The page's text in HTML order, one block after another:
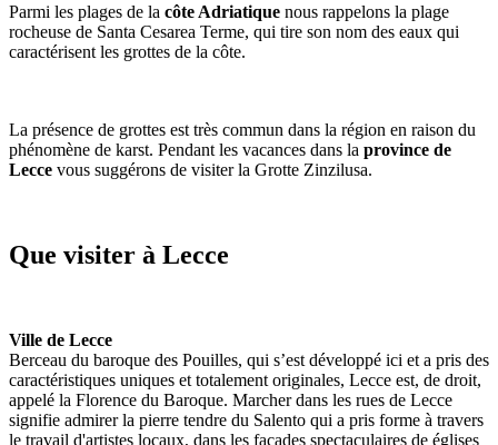
Parmi les plages de la côte Adriatique nous rappelons la plage
rocheuse de Santa Cesarea Terme, qui tire son nom des eaux qui
caractérisent les grottes de la côte.
La présence de grottes est très commun dans la région en raison du
phénomène de karst. Pendant les vacances dans la province de
Lecce vous suggérons de visiter la Grotte Zinzilusa.
Que visiter à Lecce
Ville de Lecce
Berceau du baroque des Pouilles, qui s’est développé ici et a pris des
caractéristiques uniques et totalement originales, Lecce est, de droit,
appelé la Florence du Baroque. Marcher dans les rues de Lecce
signifie admirer la pierre tendre du Salento qui a pris forme à travers
le travail d'artistes locaux, dans les façades spectaculaires de églises